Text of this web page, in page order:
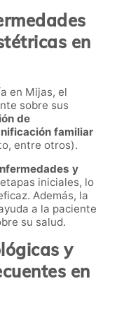
en
en Mijas, el
sobre sus
de
familiar
entre otros).
y
iniciales, lo
Además, la
a la paciente
su salud.
y
en